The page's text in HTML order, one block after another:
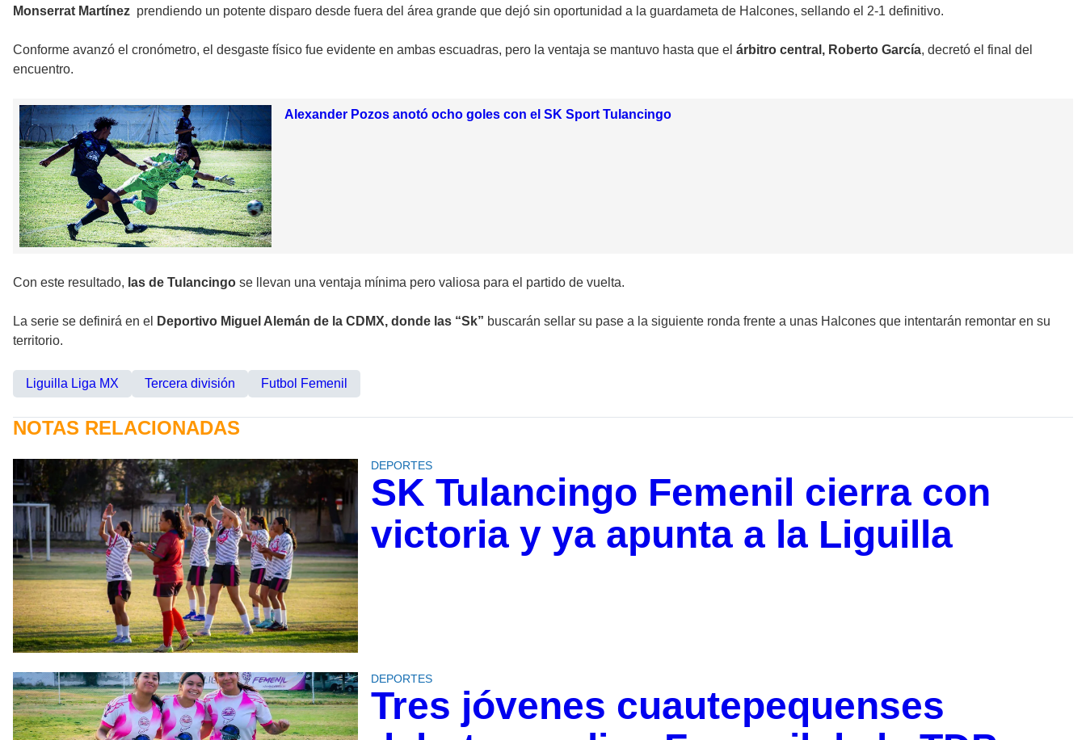
Monserrat Martínez prendiendo un potente disparo desde fuera del área grande que dejó sin oportunidad a la guardameta de Halcones, sellando el 2-1 definitivo.
Conforme avanzó el cronómetro, el desgaste físico fue evidente en ambas escuadras, pero la ventaja se mantuvo hasta que el árbitro central, Roberto García, decretó el final del
encuentro.
Alexander Pozos anotó ocho goles con el SK Sport Tulancingo
Con este resultado, las de Tulancingo se llevan una ventaja mínima pero valiosa para el partido de vuelta.
La serie se definirá en el Deportivo Miguel Alemán de la CDMX, donde las “Sk” buscarán sellar su pase a la siguiente ronda frente a unas Halcones que intentarán remontar en su
territorio.
Liguilla Liga MX Tercera división Futbol Femenil
NOTAS RELACIONADAS
DEPORTES
SK Tulancingo Femenil cierra con
victoria y ya apunta a la Liguilla
DEPORTES
Tres jóvenes cuautepequenses